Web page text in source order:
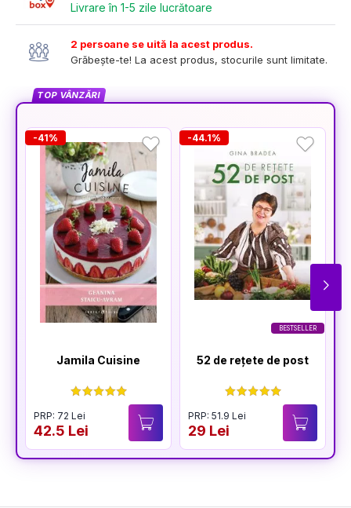
Livrare în 1-5 zile lucrătoare
2 persoane se uită la acest produs.
Grăbește-te! La acest produs, stocurile sunt limitate.
TOP VÂNZĂRI
-41%
Jamila Cuisine
PRP: 72 Lei
42.5 Lei
BESTSELLER
-44.1%
52 de rețete de post
PRP: 51.9 Lei
29 Lei